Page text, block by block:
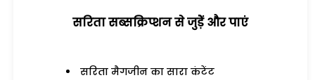
सरिता सब्सक्रिप्शन से जुड़ेें और पाएं
सरिता मैगजीन का सारा कंटेंट